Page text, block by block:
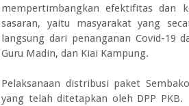
mempertimbangkan efektifitas dan
sasaran, yaitu masyarakat yang
langsung dari penanganan Covid-19
Guru Madin, dan Kiai Kampung.
Pelaksanaan distribusi paket
yang telah ditetapkan oleh DPP